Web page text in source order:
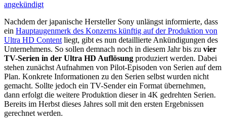
Nachdem der japanische Hersteller Sony unlängst informierte, dass
ein Hauptaugenmerk des Konzerns künftig auf der Produktion von
Ultra HD Content liegt, gibt es nun detaillierte Ankündigungen des
Unternehmens. So sollen demnach noch in diesem Jahr bis zu vier
TV-Serien in der Ultra HD Auflösung produziert werden. Dabei
stehen zunächst Aufnahmen von Pilot-Episoden von Serien auf dem
Plan. Konkrete Informationen zu den Serien selbst wurden nicht
gemacht. Sollte jedoch ein TV-Sender ein Format übernehmen,
dann erfolgt die weitere Produktion dieser in 4K gedrehten Serien.
Bereits im Herbst dieses Jahres soll mit den ersten Ergebnissen
gerechnet werden.